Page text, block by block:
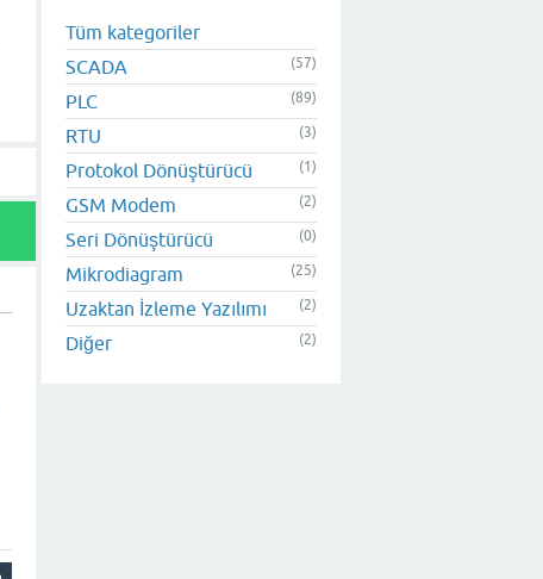
Tüm kategoriler
SCADA
(57)
PLC (89)
RTU (3)
Protokol Dönüştürücü (1)
GSM Modem (2)
Seri Dönüştürücü (0)
Mikrodiagram (25)
Uzaktan İzleme Yazılımı (2)
Diğer (2)